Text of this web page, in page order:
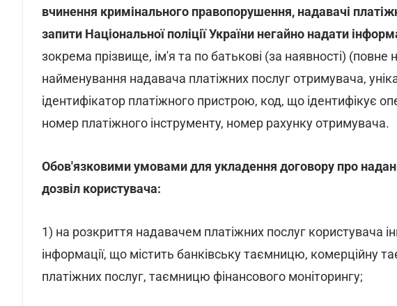
вчинення кримінального правопорушення, надавачі
запити Національної поліції України негайно надати
зокрема прізвище, ім'я та по батькові (за наявності)
найменування надавача платіжних послуг отримувача,
ідентифікатор платіжного пристрою, код, що ідентифікує
номер платіжного інструменту, номер рахунку отримувача.
Обов'язковими умовами для укладення договору про
дозвіл користувача:
1) на розкриття надавачем платіжних послуг користувача
інформації, що містить банківську таємницю, комерційну
платіжних послуг, таємницю фінансового моніторингу;